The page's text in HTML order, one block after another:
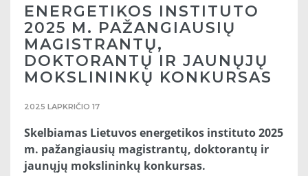
ENERGETIKOS INSTITUTO
2025 M. PAŽANGIAUSIŲ
MAGISTRANTŲ,
DOKTORANTŲ IR JAUNŲJŲ
MOKSLININKŲ KONKURSAS
2025 LAPKRIČIO 17
Skelbiamas Lietuvos energetikos instituto 2025
m. pažangiausių magistrantų, doktorantų ir
jaunųjų mokslininkų konkursas.